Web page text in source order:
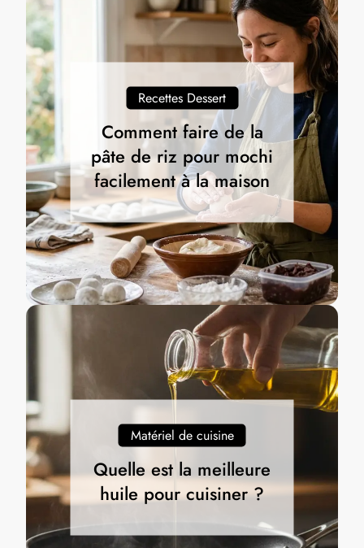
Recettes Dessert
Comment faire de la
pâte de riz pour mochi
facilement à la maison
Matériel de cuisine
Quelle est la meilleure
huile pour cuisiner ?